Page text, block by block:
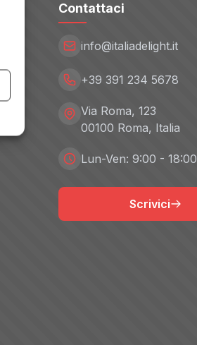
Contattaci
info@italiadelight.it
+39 391 234 5678
Via Roma, 123
00100 Roma, Italia
Lun-Ven: 9:00 - 18:00
Scrivici